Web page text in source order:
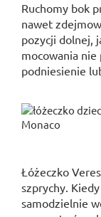
Ruchomy bok
nawet
pozycji dolnej,
mocowania
podniesienie
Łóżeczko
szprychy.
samodzielnie